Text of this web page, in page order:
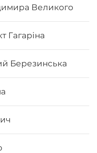
Великого
Гагаріна
Березинська